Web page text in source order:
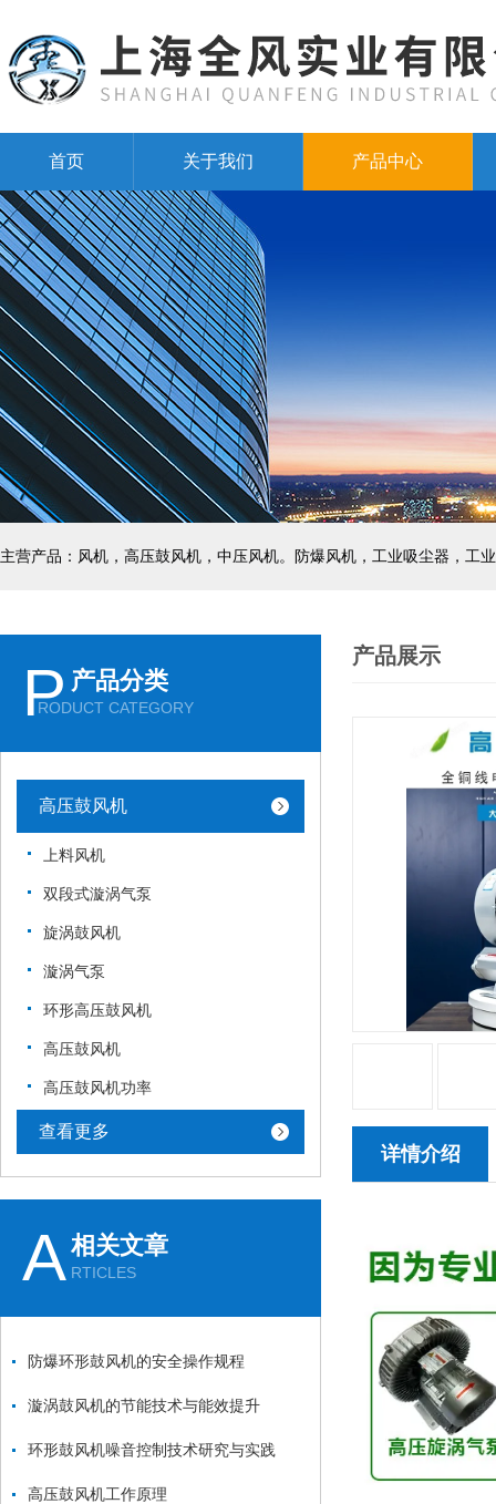
首页 关于我们 产品中心
主营产品：风机，高压鼓风机，中压风机。防爆风机，工业吸尘器，工
P 产品分类
RODUCT CATEGORY
高压鼓风机
上料风机
双段式漩涡气泵
旋涡鼓风机
漩涡气泵
环形高压鼓风机
高压鼓风机
高压鼓风机功率
查看更多
A相关文章
RTICLES
防爆环形鼓风机的安全操作规程
漩涡鼓风机的节能技术与能效提升
环形鼓风机噪音控制技术研究与实践
高压鼓风机工作原理
产品展示
详情介绍